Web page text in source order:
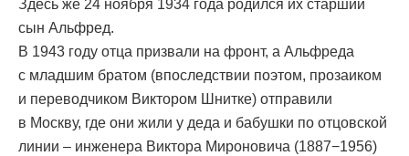
Здесь же 24 ноября 1934 года родился их старший
сын Альфред.
В 1943 году отца призвали на фронт, а Альфреда
с младшим братом (впоследствии поэтом, прозаиком
и переводчиком Виктором Шнитке) отправили
в Москву, где они жили у деда и бабушки по отцовской
линии – инженера Виктора Мироновича (1887−1956)